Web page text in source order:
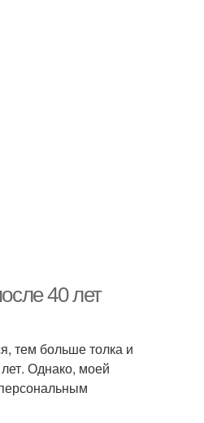
40 лет
тем больше толка и
Однако, моей